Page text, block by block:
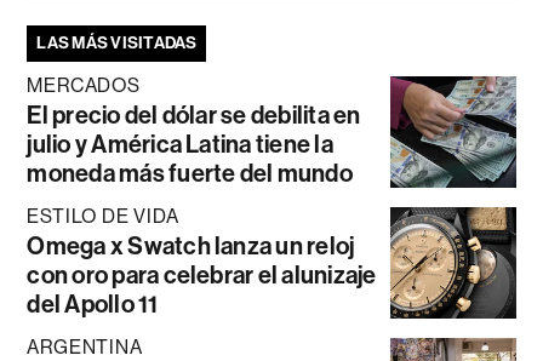
LAS MÁS VISITADAS
MERCADOS
El precio del dólar se debilita en
julio y América Latina tiene la
moneda más fuerte del mundo
ESTILO DE VIDA
Omega x Swatch lanza un reloj
con oro para celebrar el alunizaje
del Apollo 11
ARGENTINA